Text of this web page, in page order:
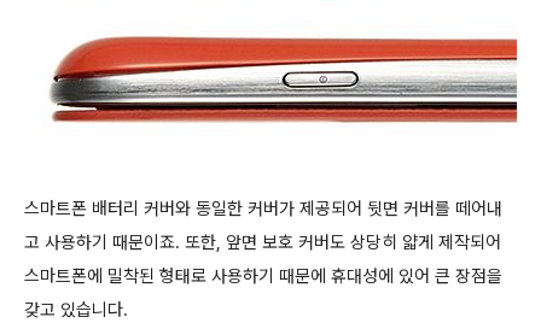
스마트폰 배터리 커버와 동일한 커버가 제공되어 뒷면 커버를 떼어내
고 사용하기 때문이죠. 또한, 앞면 보호 커버도 상당히 얇게 제작되어
스마트폰에 밀착된 형태로 사용하기 때문에 휴대성에 있어 큰 장점을
갖고 있습니다.